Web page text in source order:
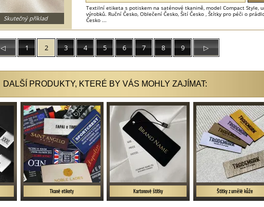
Textilní etiketa s potiskem na saténové tkanině, model Compact Style,
výrobků. Ruční Česko, Oblečení Česko, Šití Česko , Štítky pro péči o
Česko ...
Skutečný příklad
◁ 1 2 3 4 5 6 7 8 9 ▷
DALŠÍ PRODUKTY, KTERÉ BY VÁS MOHLY ZAJÍMAT:
Tkané etikety Kartonové štítky Štítky z umělé kůže